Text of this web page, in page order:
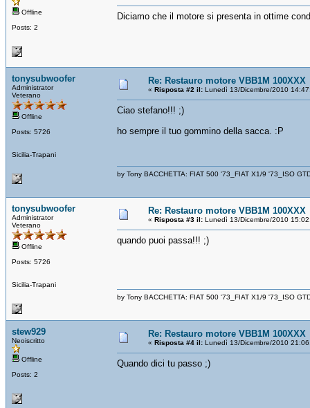
Offline
Posts: 2
Diciamo che il motore si presenta in ottime
tonysubwoofer
Administrator
Veterano
Offline
Posts: 5726
Sicilia-Trapani
Re: Restauro motore VBB1M 100XXX
« Risposta #2 il: Lunedì 13/Dicembre/2010
Ciao stefano!!! ;)
ho sempre il tuo gommino della sacca. :P
by Tony BACCHETTA: FIAT 500 '73_FIAT X1/9 '73_ISO
tonysubwoofer
Administrator
Veterano
Offline
Posts: 5726
Sicilia-Trapani
Re: Restauro motore VBB1M 100XXX
« Risposta #3 il: Lunedì 13/Dicembre/2010
quando puoi passa!!! ;)
by Tony BACCHETTA: FIAT 500 '73_FIAT X1/9 '73_ISO
stew929
Neoiscritto
Offline
Posts: 2
Re: Restauro motore VBB1M 100XXX
« Risposta #4 il: Lunedì 13/Dicembre/2010
Quando dici tu passo ;)